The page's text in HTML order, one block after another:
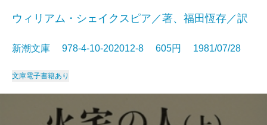
ウィリアム・シェイクスピア／著、福田恆存／訳
新潮文庫 978-4-10-202012-8 605円 1981/07/28
文庫電子書籍あり